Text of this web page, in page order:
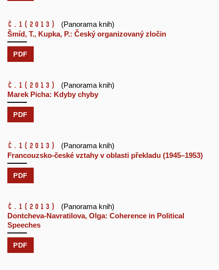
č.1 (2013)
(Panorama knih)
Šmíd, T., Kupka, P.: Český organizovaný zločin
PDF
č.1 (2013)
(Panorama knih)
Marek Picha: Kdyby chyby
PDF
č.1 (2013)
(Panorama knih)
Francouzsko-české vztahy v oblasti překladu (1945–1953)
PDF
č.1 (2013)
(Panorama knih)
Dontcheva-Navratilova, Olga: Coherence in Political
Speeches
PDF